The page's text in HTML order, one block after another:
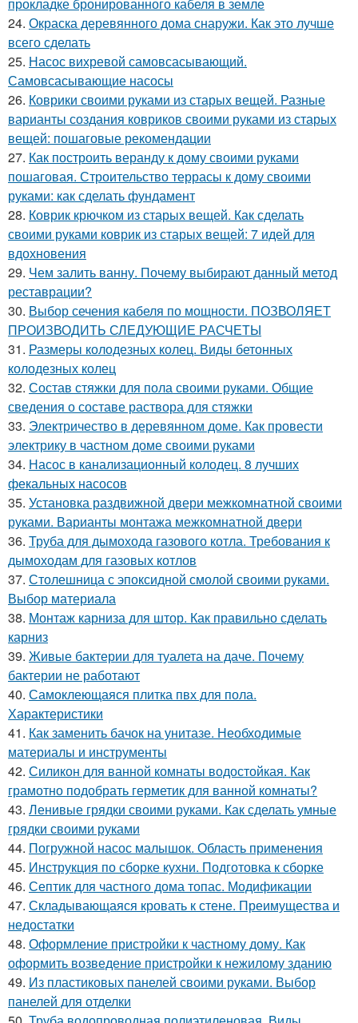
24. Окраска деревянного дома снаружи. Как это лучше
всего сделать
25. Насос вихревой самовсасывающий.
Самовсасывающие насосы
26. Коврики своими руками из старых вещей. Разные
варианты создания ковриков своими руками из старых
вещей: пошаговые рекомендации
27. Как построить веранду к дому своими руками
пошаговая. Строительство террасы к дому своими
руками: как сделать фундамент
28. Коврик крючком из старых вещей. Как сделать
своими руками коврик из старых вещей: 7 идей для
вдохновения
29. Чем залить ванну. Почему выбирают данный метод
реставрации?
30. Выбор сечения кабеля по мощности. ПОЗВОЛЯЕТ
ПРОИЗВОДИТЬ СЛЕДУЮЩИЕ РАСЧЕТЫ
31. Размеры колодезных колец. Виды бетонных
колодезных колец
32. Состав стяжки для пола своими руками. Общие
сведения о составе раствора для стяжки
33. Электричество в деревянном доме. Как провести
электрику в частном доме своими руками
34. Насос в канализационный колодец. 8 лучших
фекальных насосов
35. Установка раздвижной двери межкомнатной своими
руками. Варианты монтажа межкомнатной двери
36. Труба для дымохода газового котла. Требования к
дымоходам для газовых котлов
37. Столешница с эпоксидной смолой своими руками.
Выбор материала
38. Монтаж карниза для штор. Как правильно сделать
карниз
39. Живые бактерии для туалета на даче. Почему
бактерии не работают
40. Самоклеющаяся плитка пвх для пола.
Характеристики
41. Как заменить бачок на унитазе. Необходимые
материалы и инструменты
42. Силикон для ванной комнаты водостойкая. Как
грамотно подобрать герметик для ванной комнаты?
43. Ленивые грядки своими руками. Как сделать умные
грядки своими руками
44. Погружной насос малышок. Область применения
45. Инструкция по сборке кухни. Подготовка к сборке
46. Септик для частного дома топас. Модификации
47. Складывающаяся кровать к стене. Преимущества и
недостатки
48. Оформление пристройки к частному дому. Как
оформить возведение пристройки к нежилому зданию
49. Из пластиковых панелей своими руками. Выбор
панелей для отделки